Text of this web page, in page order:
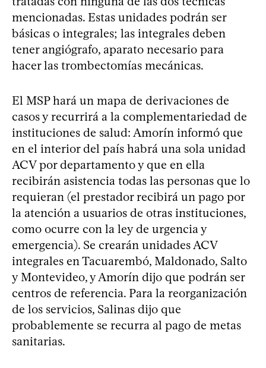
mencionadas. Estas unidades podrán ser
básicas o integrales; las integrales deben
tener angiógrafo, aparato necesario para
hacer las trombectomías mecánicas.
El MSP hará un mapa de derivaciones de
casos y recurrirá a la complementariedad de
instituciones de salud: Amorín informó que
en el interior del país habrá una sola unidad
ACV por departamento y que en ella
recibirán asistencia todas las personas que lo
requieran (el prestador recibirá un pago por
la atención a usuarios de otras instituciones,
como ocurre con la ley de urgencia y
emergencia). Se crearán unidades ACV
integrales en Tacuarembó, Maldonado, Salto
y Montevideo, y Amorín dijo que podrán ser
centros de referencia. Para la reorganización
de los servicios, Salinas dijo que
probablemente se recurra al pago de metas
sanitarias.